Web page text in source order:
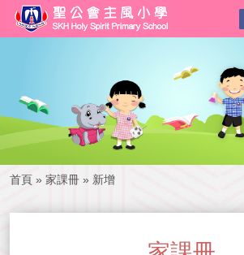
首頁 » 家課冊 » 新增